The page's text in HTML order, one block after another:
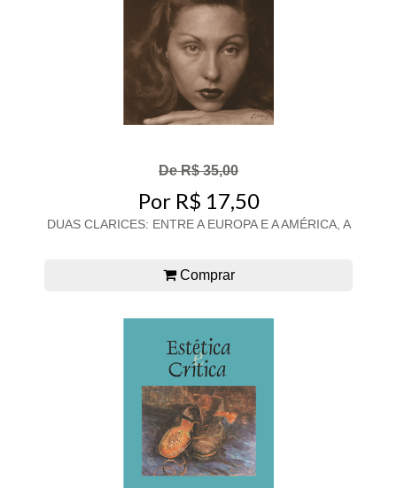
De R$ 35,00
Por R$ 17,50
DUAS CLARICES: ENTRE A EUROPA E A AMÉRICA, A
Comprar